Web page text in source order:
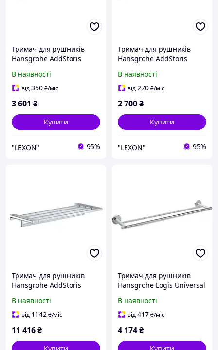
Тримач для рушників
Hansgrohe AddStoris
В наявності
від360₴/міс
3 601 ₴
Купити
"LEXON" 95%
Тримач для рушників
Hansgrohe AddStoris
В наявності
від270₴/міс
2 700₴
Купити
"LEXON" 95%
Тримач для рушників
Hansgrohe AddStoris
В наявності
від 1142₴/міс
11 416₴
Тримач для рушників
Hansgrohe Logis Universal
В наявності
від417₴/міс
4 174₴